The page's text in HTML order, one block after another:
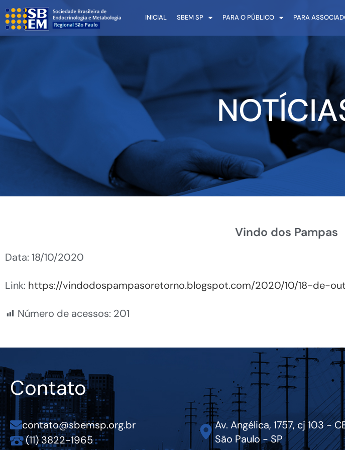
INICIAL SBEM SP PARA O PÚBLICO PARA
Vindo dos Pampas
Data: 18/10/2020
Link: https://vindodospampasoretorno.blogspot.com/2020/10/18-de-
Número de acessos: 201
Contato
contato@sbemsp.org.br
(11) 3822-1965
Av. Angélica, 1757, cj 103 -
São Paulo - SP